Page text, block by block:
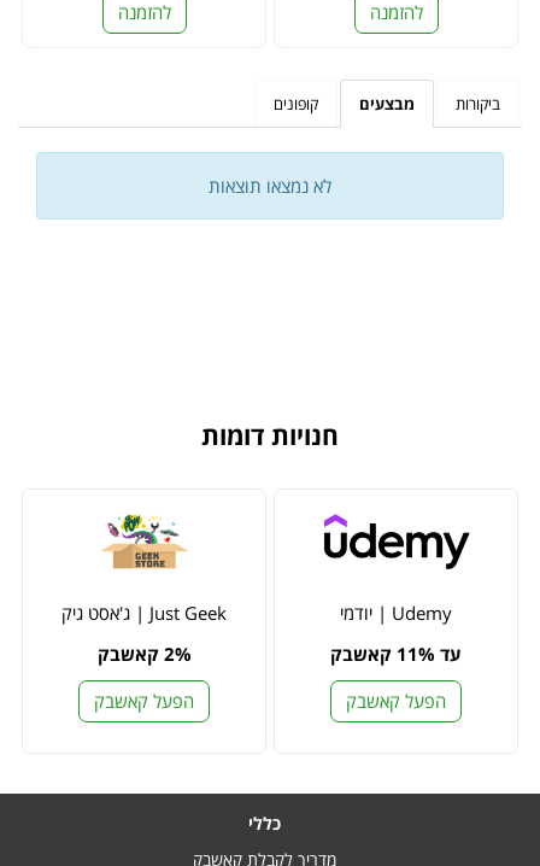
להזמנה להזמנה
ביקורות מבצעים קופונים
לא נמצאו תוצאות
חנויות דומות
Udemy | יודמי
עד 11% קאשבק
הפעל קאשבק
Just Geek | ג'אסט גיק
2% קאשבק
הפעל קאשבק
כללי
מדריך לקבלת קאשבק